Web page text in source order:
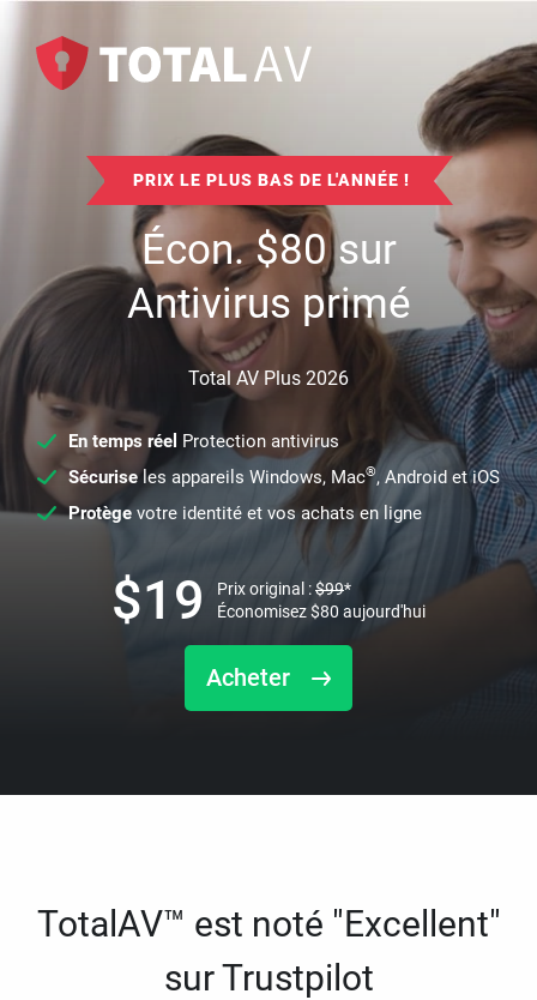
PRIX LE PLUS BAS DE L'ANNÉE !
Écon.$80sur
Antivirus primé
Total AV Plus 2026
En temps réel Protection antivirus
Sécuriseles appareils Windows, Mac®, Android et iOS
Protège votre identité et vos achats en ligne
Acheter
$19 Prix original :$99*
Économisez$80 aujourd'hui
TotalAV™ est noté "Excellent"
sur Trustpilot